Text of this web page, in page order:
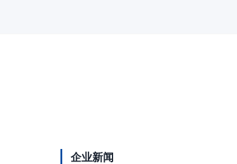
企业新闻